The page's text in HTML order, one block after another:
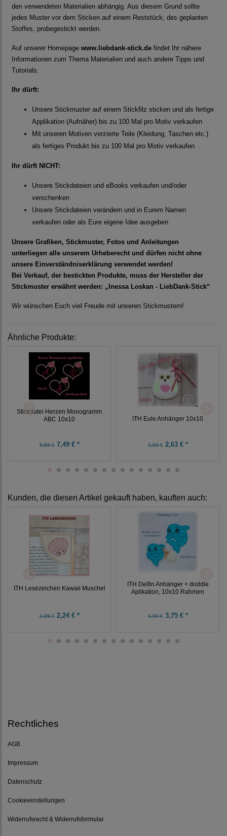
den verwendeten Materialien abhängig. Aus diesem Grund sollte
jedes Muster vor dem Sticken auf einem Reststück, des geplanten
Stoffes, probegestickt werden.
Auf unserer Homepage www.liebdank-stick.de findet Ihr nähere
Informationen zum Thema Materialien und auch andere Tipps und
Tutorials.
Ihr dürft:
Unsere Stickmuster auf einem Stickfilz sticken und als fertige
Applikation (Aufnäher) bis zu 100 Mal pro Motiv verkaufen
Mit unseren Motiven verzierte Teile (Kleidung, Taschen etc.)
als fertiges Produkt bis zu 100 Mal pro Motiv verkaufen
Ihr dürft NICHT:
Unsere Stickdateien und eBooks verkaufen und/oder
verschenken
Unsere Stickdateien verändern und in Eurem Namen
verkaufen oder als Eure eigene Idee ausgeben
Unsere Grafiken, Stickmuster, Fotos und Anleitungen
unterliegen alle unserem Urheberecht und dürfen nicht ohne
unsere Einverständniserklärung verwendet werden!
Bei Verkauf, der bestickten Produkte, muss der Hersteller der
Stickmuster erwähnt werden: „Inessa Loskan - LiebDank-Stick“
Wir wünschen Euch viel Freude mit unseren Stickmustern!
Ähnliche Produkte:
Stickdatei Herzen Monogramm
ABC 10x10
9,99 €7,49 € *
ITH Eule Anhänger 10x10
3,50 €2,63 € *
Kunden, die diesen Artikel gekauft haben, kauften auch:
ITH Lesezeichen Kawaii Muschel
2,99 €2,24 € *
ITH Delfin Anhänger + doddle
Aplikation, 10x10 Rahmen
5,00 €3,75 € *
Rechtliches
AGB
Impressum
Datenschutz
Cookieeinstellungen
Widerrufsrecht & Widerrufsformular